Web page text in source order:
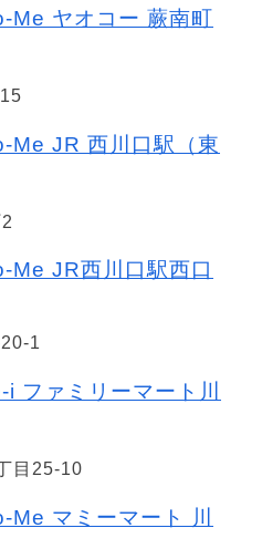
Me ヤオコー 蕨南町
Me JR 西川口駅（東
Me JR西川口駅西口
1
ファミリーマート川
目25-10
マミーマート 川